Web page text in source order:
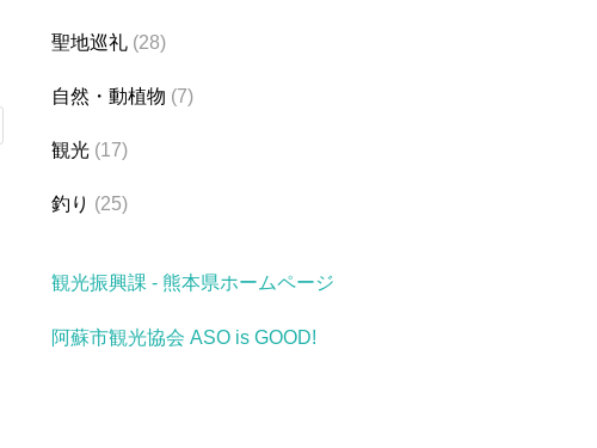
聖地巡礼 (28)
自然・動植物 (7)
観光 (17)
釣り (25)
観光振興課 - 熊本県ホームページ
阿蘇市観光協会 ASO is GOOD!